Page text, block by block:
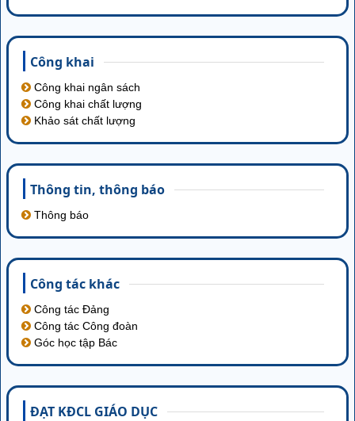
Công khai
Công khai ngân sách
Công khai chất lượng
Khảo sát chất lượng
Thông tin‚ thông báo
Thông báo
Công tác khác
Công tác Đảng
Công tác Công đoàn
Góc học tập Bác
ĐẠT KĐCL GIÁO DỤC